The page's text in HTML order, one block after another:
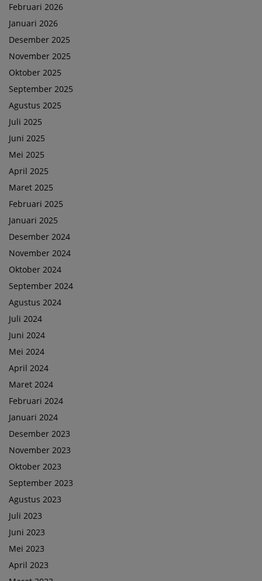
Februari 2026
Januari 2026
Desember 2025
November 2025
Oktober 2025
September 2025
Agustus 2025
Juli 2025
Juni 2025
Mei 2025
April 2025
Maret 2025
Februari 2025
Januari 2025
Desember 2024
November 2024
Oktober 2024
September 2024
Agustus 2024
Juli 2024
Juni 2024
Mei 2024
April 2024
Maret 2024
Februari 2024
Januari 2024
Desember 2023
November 2023
Oktober 2023
September 2023
Agustus 2023
Juli 2023
Juni 2023
Mei 2023
April 2023